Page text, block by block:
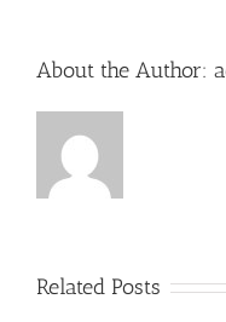
About the Author:
Related Posts